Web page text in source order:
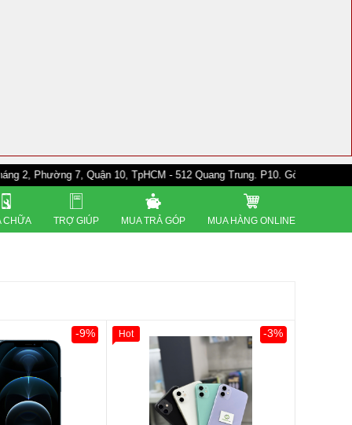
7, Quận 10, TpHCM - 512 Quang Trung. P10. Gò Vấp - 528A Trường
CHỮA TRỢ GIÚP MUA TRẢ GÓP MUA HÀNG ONLINE
Khách Hàng
-9%
Giảm 100.000đ
Khách Hàng
Thân Thiết
Tặng
Tặng
-3%
Hot